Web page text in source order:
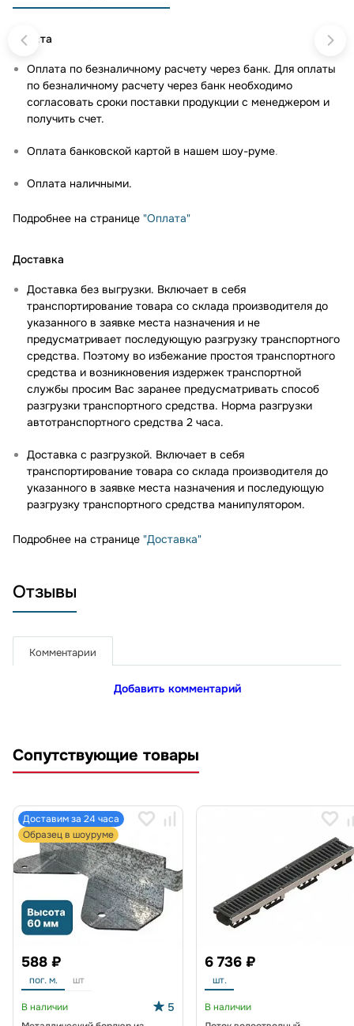
Оплата
Оплата по безналичному расчету через банк. Для оплаты
по безналичному расчету через банк необходимо
согласовать сроки поставки продукции с менеджером и
получить счет.
Оплата банковской картой в нашем шоу-руме.
Оплата наличными.
Подробнее на странице "Оплата"
Доставка
Доставка без выгрузки. Включает в себя
транспортирование товара со склада производителя до
указанного в заявке места назначения и не
предусматривает последующую разгрузку транспортного
средства. Поэтому во избежание простоя транспортного
средства и возникновения издержек транспортной
службы просим Вас заранее предусматривать способ
разгрузки транспортного средства. Норма разгрузки
автотранспортного средства 2 часа.
Доставка с разгрузкой. Включает в себя
транспортирование товара со склада производителя до
указанного в заявке места назначения и последующую
разгрузку транспортного средства манипулятором.
Подробнее на странице "Доставка"
Отзывы
Комментарии
Добавить комментарий
Сопутствующие товары
Доставим за 24 часа
Образец в шоуруме
588 ₽
пог. м. шт
В наличии 5
6 736 ₽
шт.
В наличии